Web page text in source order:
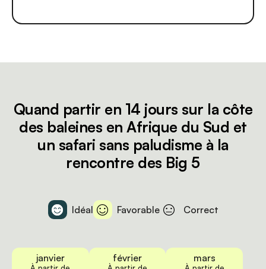
Quand partir en 14 jours sur la côte
des baleines en Afrique du Sud et
un safari sans paludisme à la
rencontre des Big 5
Idéal Favorable Correct
janvier février mars